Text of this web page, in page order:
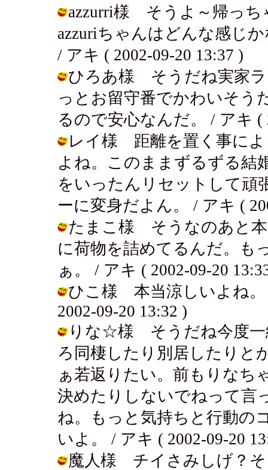
azzurri様 そうよ～帰っち
azzuriちゃんはどんな感じ
/ アキ ( 2002-09-20 13:37 )
ひろあ様 そうだね実家ラ
っとお留守番でかわいそう
るので安心なんだ。 / アキ (
レイ様 距離を置く事によ
よね。このままずるずる結
をいったんリセットして頑
ーに変身だよん。 / アキ (
たまこ様 そうなのあと本
に荷物を詰めてるんだ。も
ぁ。 / アキ ( 2002-09-20
ひこ様 本当涼しいよね。
2002-09-20 13:32 )
りな☆様 そうだね今度一
ろ同棲したり別居したりと
ぁ若返りたい。前もりなち
決めたりしないでねって言
ね。もっと気持ちと行動の
いよ。 / アキ ( 2002-09-20
魔人様 チイさみしげ？